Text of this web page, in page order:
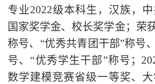
专业2022级本科生，汉族，
国家奖学金、校长奖学金；荣
称号、“优秀共青团干部”称号
号、“优秀学生干部”称号；
数学建模竞赛省级一等奖、